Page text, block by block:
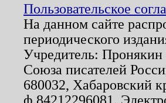
Пользовательское
На данном сайте
периодического
Учредитель:
Союза писателей
680032, Хабаровский
ф.84212296081.